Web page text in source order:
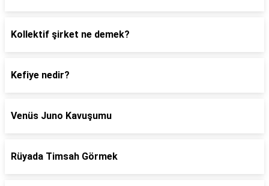
Kollektif şirket ne demek?
Kefiye nedir?
Venüs Juno Kavuşumu
Rüyada Timsah Görmek